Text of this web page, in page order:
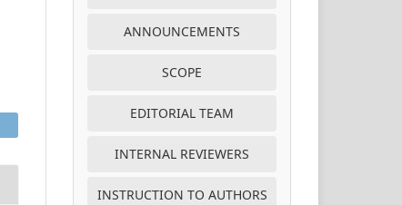
ANNOUNCEMENTS
SCOPE
EDITORIAL TEAM
INTERNAL REVIEWERS
INSTRUCTION TO AUTHORS